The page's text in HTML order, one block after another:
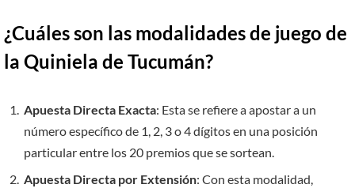
¿Cuáles son las modalidades de juego de
la Quiniela de Tucumán?
Apuesta Directa Exacta: Esta se refiere a apostar a un
número específico de 1, 2, 3 o 4 dígitos en una posición
particular entre los 20 premios que se sortean.
Apuesta Directa por Extensión: Con esta modalidad,